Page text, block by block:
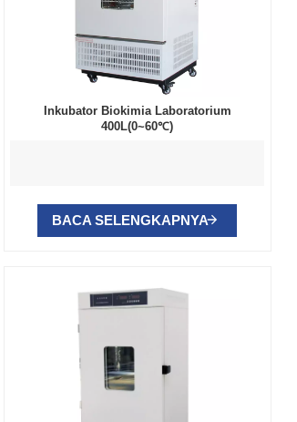
Inkubator Biokimia Laboratorium
400L(0~60℃)
BACA SELENGKAPNYA